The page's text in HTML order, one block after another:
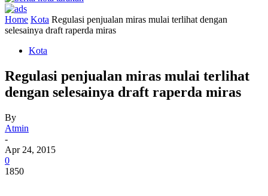
Home Kota Regulasi penjualan miras mulai terlihat dengan
selesainya draft raperda miras
Kota
Regulasi penjualan miras mulai terlihat
dengan selesainya draft raperda miras
By
Atmin
-
Apr 24, 2015
0
1850